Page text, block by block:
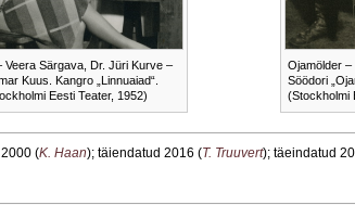
Veera Särgava, Dr. Jüri Kurve –
Kuus. Kangro „Linnuaiad“.
Eesti Teater, 1952)
Ojamölder –
Söödori
(Stockholmi
2000 (K. Haan); täiendatud 2016 (T. Truuvert); täeindatud